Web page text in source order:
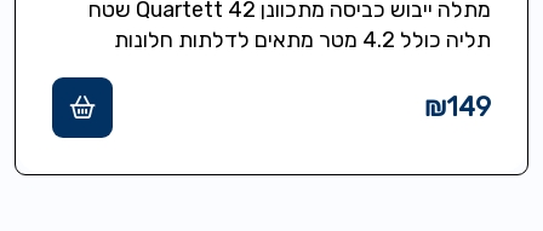
מתלה ייבוש כביסה מתכוונן Quartett 42 שטח
תליה כולל 4.2 מטר מתאים לדלתות חלונות
₪149